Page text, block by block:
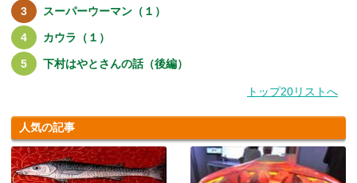
スーパーウーマン（１）
カウラ（１）
下村はやとさんの話（後編）
トップ20リストへ
人気の記事